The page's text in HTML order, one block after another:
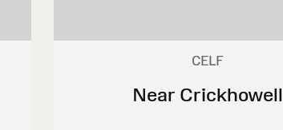
CELF
Near Crickhowell